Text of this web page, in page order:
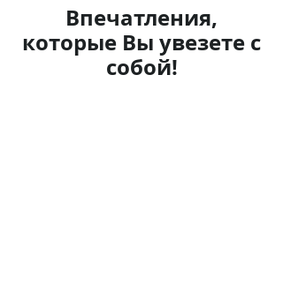
Впечатления,
которые Вы увезете с
собой!